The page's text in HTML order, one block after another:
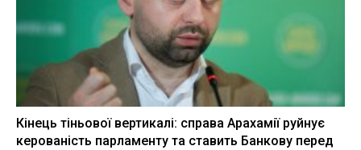
Кінець тіньової вертикалі: справа Арахамії руйнує
керованість парламенту та ставить Банкову перед